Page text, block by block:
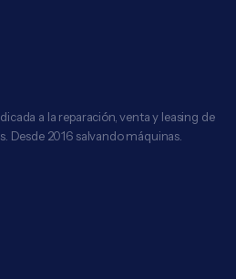
a la reparación, venta y leasing de
Desde 2016 salvando máquinas.